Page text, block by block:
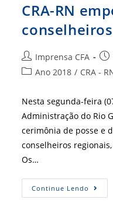
CRA-RN
conselheiros
Autor
do
Imprensa CFA
Categoria
post:
Ano 2018 / CRA -
Nesta segunda-feira
Administração do Rio
cerimônia de posse e
conselheiros
Os…
Continue Lendo CRA-
RN